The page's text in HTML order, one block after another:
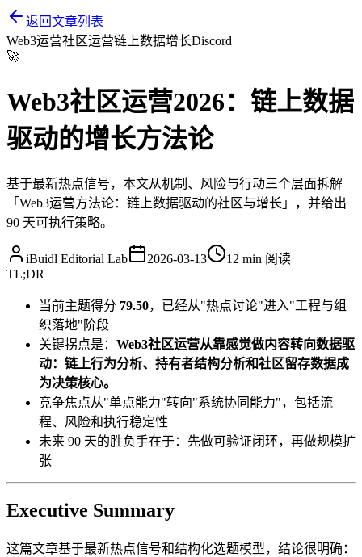
返回文章列表
Web3运营社区运营链上数据增长Discord
🚀
Web3社区运营2026：链上数据
驱动的增长方法论
基于最新热点信号，本文从机制、风险与行动三个层面拆解
「Web3运营方法论：链上数据驱动的社区与增长」，并给出
90 天可执行策略。
iBuidl Editorial Lab 2026-03-13 12 min 阅读
TL;DR
当前主题得分 79.50，已经从"热点讨论"进入"工程与组
织落地"阶段
关键拐点是： Web3社区运营从靠感觉做内容转向数据驱
动：链上行为分析、持有者结构分析和社区留存数据成
为决策核心。
竞争焦点从"单点能力"转向"系统协同能力"，包括流
程、风险和执行稳定性
未来 90 天的胜负手在于：先做可验证闭环，再做规模扩
张
Executive Summary
这篇文章基于最新热点信号和结构化选题模型，结论很明确：